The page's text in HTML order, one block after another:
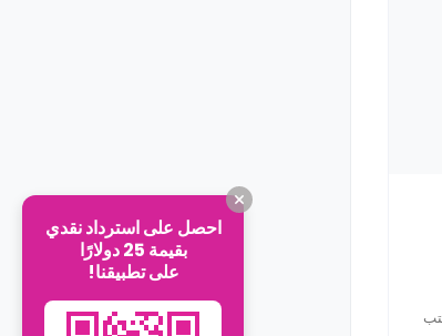
احصل على استرداد نقدي
بقيمة 25 دولارًا
على تطبيقنا!